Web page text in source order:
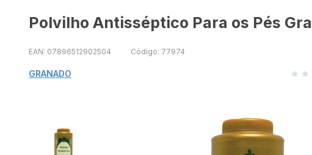
Polvilho Antisséptico Para os Pés
EAN: 07896512902504 Código: 77974
GRANADO